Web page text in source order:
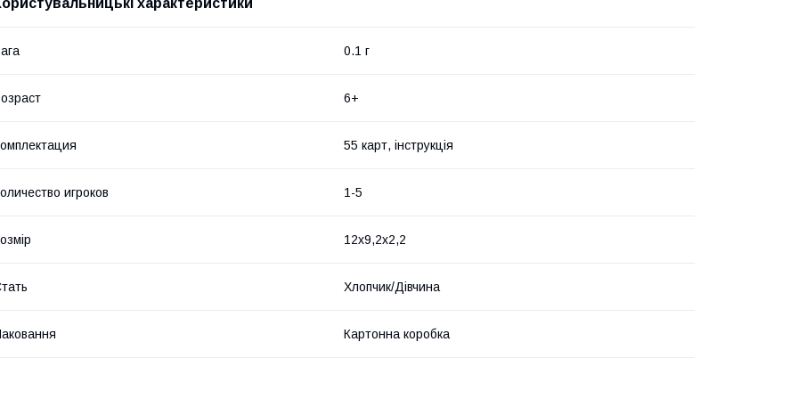
0.1 г
6+
55 карт, інструкція
игроков 1-5
12х9,2х2,2
Хлопчик/Дiвчина
Картонна коробка